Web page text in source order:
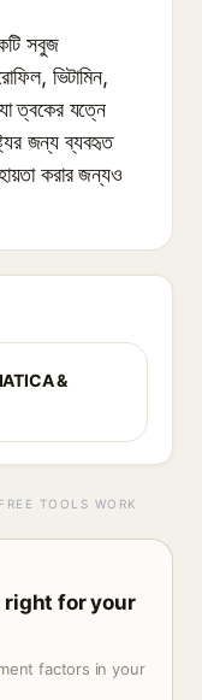
সবুজ
ভিটামিন,
ত্বকের যত্নে
জন্য ব্যবহৃত
করার জন্যও
&
TOOLS WORK
right for your
factors in your